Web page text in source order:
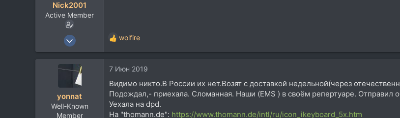
Nick2001
Active Member
29 Апр 2011
Питер
Р
е
к
и
и
:
wolfire
yonnat
Well-Known
Member
7 Июн 2019
Видимо никто.В России их нет.Возят с доставкой недельной(через
Подождал,- приехала. Сломанная. Наши (EMS ) в своём репертуаре. Отправил
Уехала на dpd.
На "thomann.de": https://www.thomann.de/intl/ru/icon_ikeyboard_5x.htm